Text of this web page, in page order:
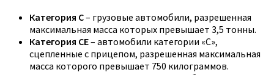
Категория C– грузовые автомобили, разрешенная
максимальная масса которых превышает 3,5 тонны.
Категория CE– автомобили категории «С»,
сцепленные с прицепом, разрешенная максимальная
масса которого превышает 750 килограммов.